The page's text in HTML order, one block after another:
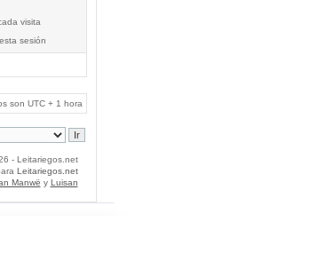
visita
sesión
son UTC + 1 hora
- Leitariegos.net
Leitariegos.net
Manwë y Luisan